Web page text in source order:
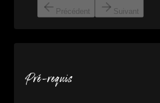
Précédent Suivant
Pré-requis